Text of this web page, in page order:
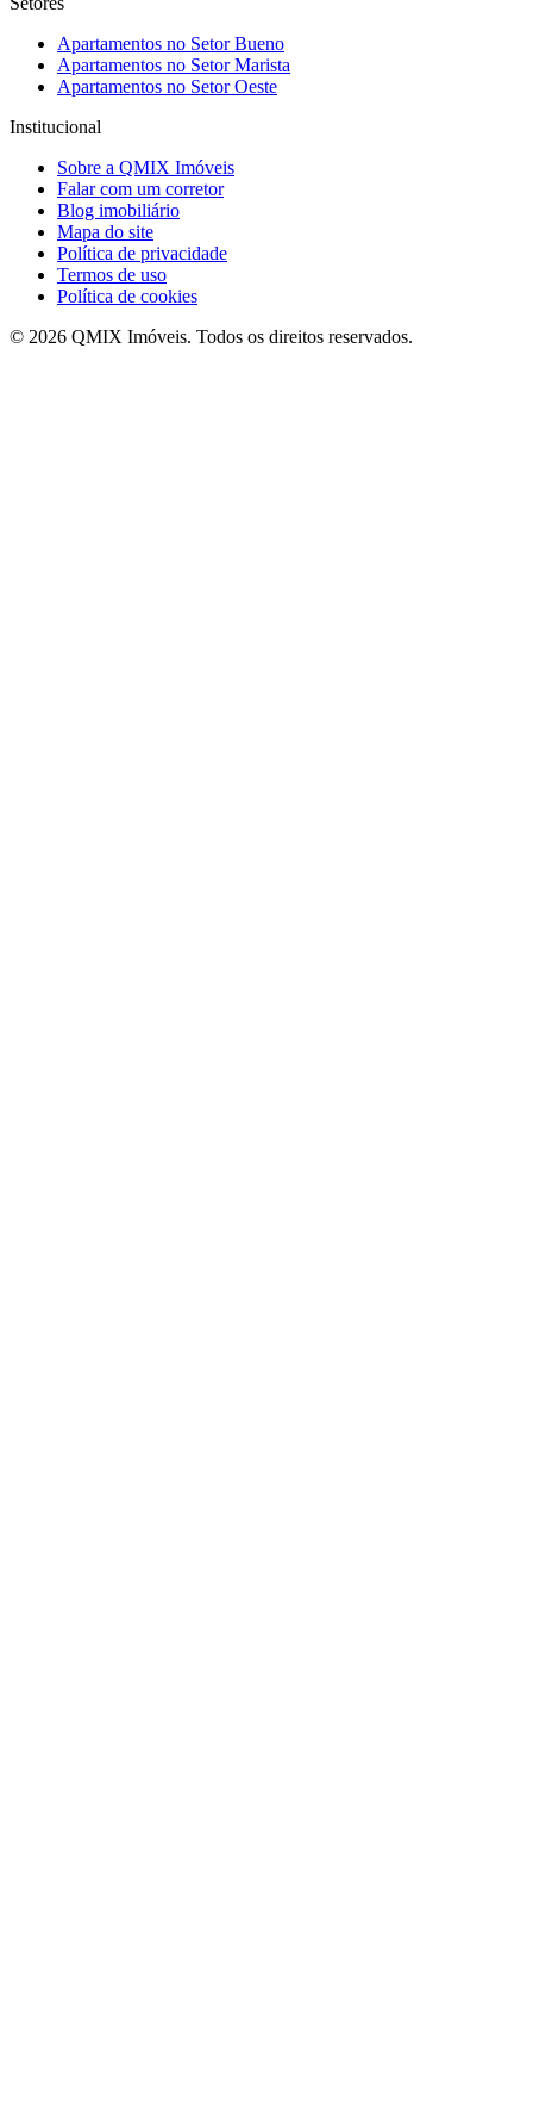
Apartamentos no Setor Bueno
Apartamentos no Setor Marista
Apartamentos no Setor Oeste
Institucional
Sobre a QMIX Imóveis
Falar com um corretor
Blog imobiliário
Mapa do site
Política de privacidade
Termos de uso
Política de cookies
© 2026 QMIX Imóveis. Todos os direitos reservados.